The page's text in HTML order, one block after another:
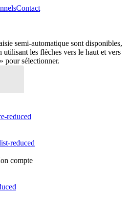
Contact
semi-automatique sont disponibles,
les flèches vers le haut et vers
pour sélectionner.
compte